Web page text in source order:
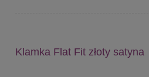
Klamka Flat Fit złoty satyna